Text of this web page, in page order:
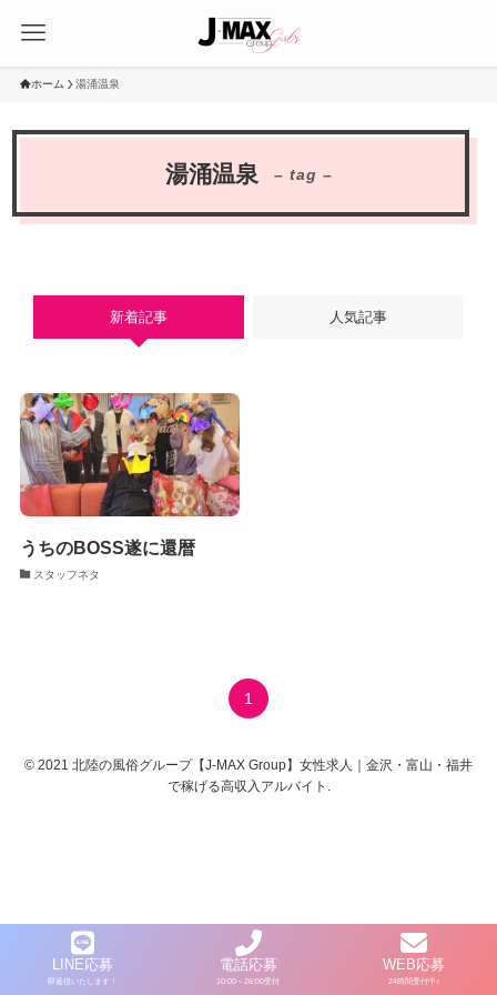
ホーム 湯涌温泉
湯涌温泉 – tag –
新着記事 人気記事
うちのBOSS遂に還暦
スタッフネタ
1
© 2021 北陸の風俗グループ【J-MAX Group】女性求人｜金沢・富山・福井
で稼げる高収入アルバイト.
LINE応募
即返信いたします！
電話応募
10:00～26:00受付
WEB応募
24時間受付中♪